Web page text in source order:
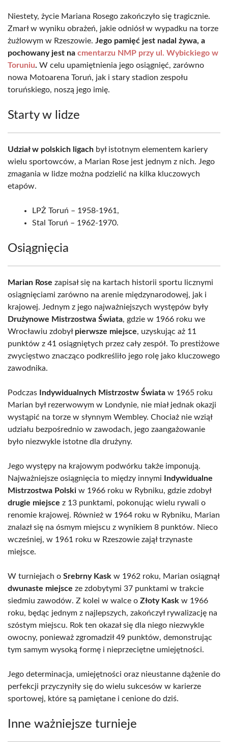
Niestety, życie Mariana Rosego zakończyło się tragicznie.
Zmarł w wyniku obrażeń, jakie odniósł w wypadku na torze
żużlowym w Rzeszowie. Jego pamięć jest nadal żywa, a
pochowany jest na cmentarzu NMP przy ul. Wybickiego w
Toruniu. W celu upamiętnienia jego osiągnięć, zarówno
nowa Motoarena Toruń, jak i stary stadion zespołu
toruńskiego, noszą jego imię.
Starty w lidze
Udział w polskich ligach był istotnym elementem kariery
wielu sportowców, a Marian Rose jest jednym z nich. Jego
zmagania w lidze można podzielić na kilka kluczowych
etapów.
LPŻ Toruń – 1958-1961,
Stal Toruń – 1962-1970.
Osiągnięcia
Marian Rose zapisał się na kartach historii sportu licznymi
osiągnięciami zarówno na arenie międzynarodowej, jak i
krajowej. Jednym z jego najważniejszych występów były
Drużynowe Mistrzostwa Świata, gdzie w 1966 roku we
Wrocławiu zdobył pierwsze miejsce, uzyskując aż 11
punktów z 41 osiągniętych przez cały zespół. To prestiżowe
zwycięstwo znacząco podkreśliło jego rolę jako kluczowego
zawodnika.
Podczas Indywidualnych Mistrzostw Świata w 1965 roku
Marian był rezerwowym w Londynie, nie miał jednak okazji
wystąpić na torze w słynnym Wembley. Chociaż nie wziął
udziału bezpośrednio w zawodach, jego zaangażowanie
było niezwykle istotne dla drużyny.
Jego występy na krajowym podwórku także imponują.
Najważniejsze osiągnięcia to między innymi
Indywidualne
Mistrzostwa Polski w 1966 roku w Rybniku, gdzie zdobył
drugie miejsce z 13 punktami, pokonując wielu rywali o
renomie krajowej. Również w 1964 roku w Rybniku, Marian
znalazł się na ósmym miejscu z wynikiem 8 punktów. Nieco
wcześniej, w 1961 roku w Rzeszowie zajął trzynaste
miejsce.
W turniejach o Srebrny Kask w 1962 roku, Marian osiągnął
dwunaste miejsce ze zdobytymi 37 punktami w trakcie
siedmiu zawodów. Z kolei w walce o Złoty Kask w 1966
roku, będąc jednym z najlepszych, zakończył rywalizację na
szóstym miejscu. Rok ten okazał się dla niego niezwykle
owocny, ponieważ zgromadził 49 punktów, demonstrując
tym samym wysoką formę i nieprzeciętne umiejętności.
Jego determinacja, umiejętności oraz nieustanne dążenie do
perfekcji przyczyniły się do wielu sukcesów w karierze
sportowej, które są pamiętane i cenione do dziś.
Inne ważniejsze turnieje